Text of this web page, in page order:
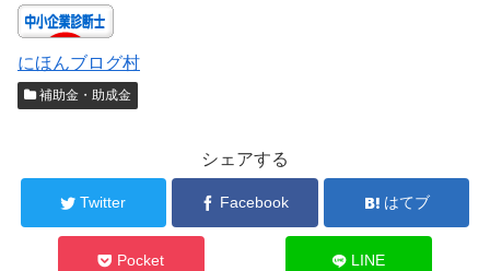
にほんブログ村
補助金・助成金
シェアする
Twitter Facebook はてブ
Pocket LINE